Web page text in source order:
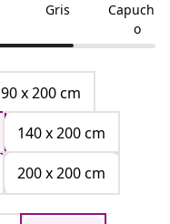
Gris
Capuchin
o
90 x 200 cm
140 x 200 cm
200 x 200 cm